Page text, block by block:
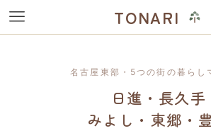
TONARI
名古屋東部・5つの街の暮らし
日進・長久手
みよし・東郷・